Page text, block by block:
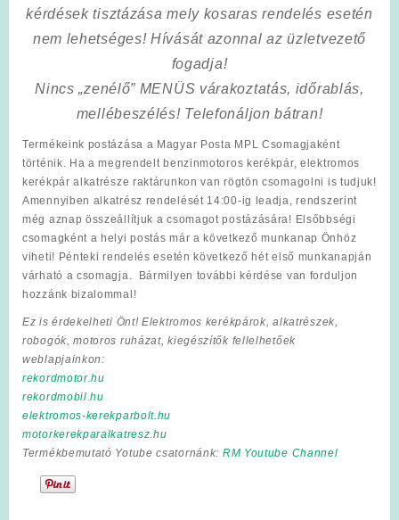
kérdések tisztázása mely kosaras rendelés esetén
nem lehetséges! Hívását azonnal az üzletvezető
fogadja!
Nincs „zenélő” MENÜS várakoztatás, időrablás,
mellébeszélés! Telefonáljon bátran!
Termékeink postázása a Magyar Posta MPL Csomagjaként
történik. Ha a megrendelt benzinmotoros kerékpár, elektromos
kerékpár alkatrésze raktárunkon van rögtön csomagolni is tudjuk!
Amennyiben alkatrész rendelését 14:00-ig leadja, rendszerint
még aznap összeállítjuk a csomagot postázására! Elsőbbségi
csomagként a helyi postás már a következő munkanap Önhöz
viheti! Pénteki rendelés esetén következő hét első munkanapján
várható a csomagja. Bármilyen további kérdése van forduljon
hozzánk bizalommal!
Ez is érdekelheti Önt! Elektromos kerékpárok, alkatrészek,
robogók, motoros ruházat, kiegészítők fellelhetőek
weblapjainkon:
rekordmotor.hu
rekordmobil.hu
elektromos-kerekparbolt.hu
motorkerekparalkatresz.hu
Termékbemutató Yotube csatornánk: RM Youtube Channel